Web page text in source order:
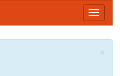
Toggle
×